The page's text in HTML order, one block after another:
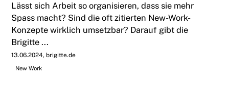
Lässt sich Arbeit so organisieren, dass sie mehr
Spass macht? Sind die oft zitierten New-Work-
Konzepte wirklich umsetzbar? Darauf gibt die
Brigitte ...
13.06.2024 brigitte.de
New Work